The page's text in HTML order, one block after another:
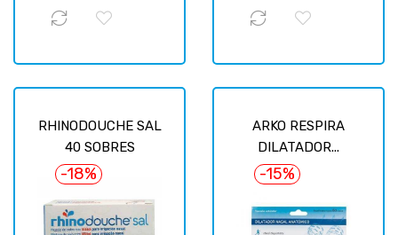
RHINODOUCHE SAL
40 SOBRES
-18%
ARKO RESPIRA
DILATADOR...
-15%